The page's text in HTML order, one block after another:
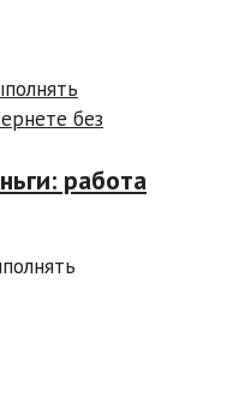
работа